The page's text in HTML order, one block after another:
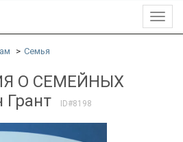
Семья
О СЕМЕЙНЫХ
ID#8198